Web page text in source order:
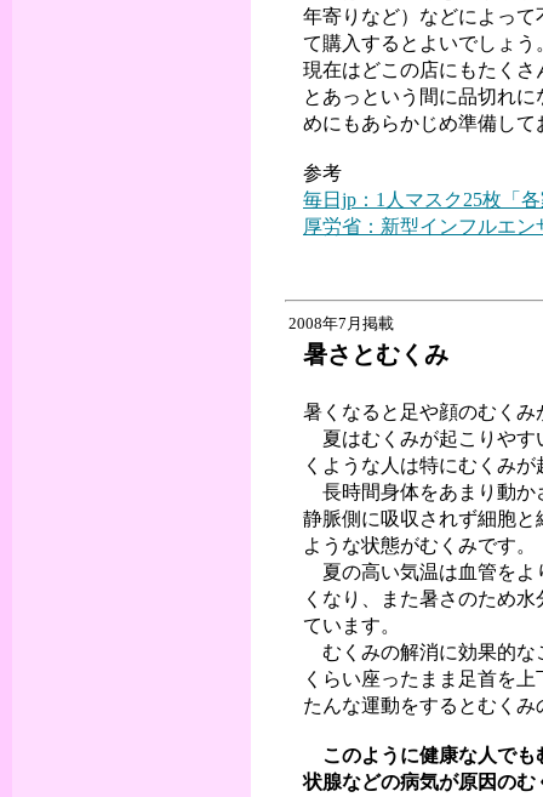
年寄りなど）などによっ
て購入するとよいでしょう
現在はどこの店にもたく
とあっという間に品切れ
めにもあらかじめ準備し
参考
毎日jp：1人マスク25枚「
厚労省：新型インフルエ
2008年7月掲載
暑さとむくみ
暑くなると足や顔のむく
夏はむくみが起こりやす
くような人は特にむくみ
長時間身体をあまり動か
静脈側に吸収されず細胞
ような状態がむくみです。
夏の高い気温は血管をよ
くなり、また暑さのため
ています。
むくみの解消に効果的な
くらい座ったまま足首を
たんな運動をするとむく
このように健康な人で
状腺などの病気が原因の